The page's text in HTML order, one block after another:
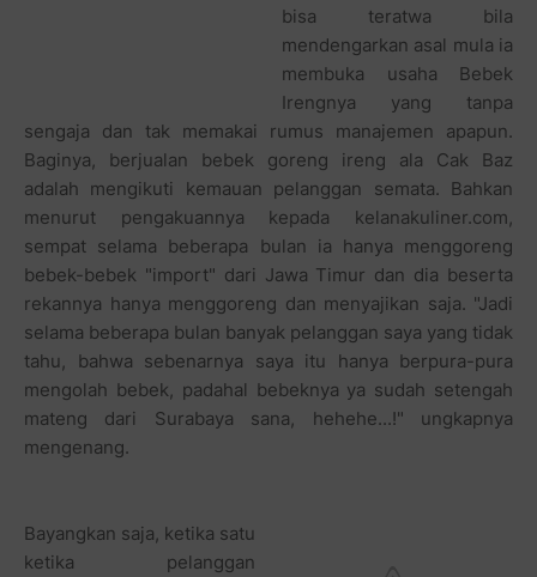
bisa teratwa bila
mendengarkan asal mula ia
membuka usaha Bebek
Irengnya yang tanpa
sengaja dan tak memakai rumus manajemen apapun.
Baginya, berjualan bebek goreng ireng ala Cak Baz
adalah mengikuti kemauan pelanggan semata. Bahkan
menurut pengakuannya kepada kelanakuliner.com,
sempat selama beberapa bulan ia hanya menggoreng
bebek-bebek "import" dari Jawa Timur dan dia beserta
rekannya hanya menggoreng dan menyajikan saja. "Jadi
selama beberapa bulan banyak pelanggan saya yang tidak
tahu, bahwa sebenarnya saya itu hanya berpura-pura
mengolah bebek, padahal bebeknya ya sudah setengah
mateng dari Surabaya sana, hehehe...!" ungkapnya
mengenang.
Bayangkan saja, ketika satu
ketika pelanggan